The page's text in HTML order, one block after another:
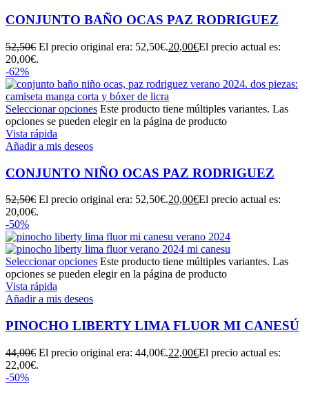
CONJUNTO BAÑO OCAS PAZ RODRIGUEZ
52,50€ El precio original era: 52,50€.20,00€El precio actual es:
20,00€.
-62%
Seleccionar opciones Este producto tiene múltiples variantes. Las
opciones se pueden elegir en la página de producto
Vista rápida
Añadir a mis deseos
CONJUNTO NIÑO OCAS PAZ RODRIGUEZ
52,50€ El precio original era: 52,50€.20,00€El precio actual es:
20,00€.
-50%
Seleccionar opciones Este producto tiene múltiples variantes. Las
opciones se pueden elegir en la página de producto
Vista rápida
Añadir a mis deseos
PINOCHO LIBERTY LIMA FLUOR MI CANESÚ
44,00€ El precio original era: 44,00€.22,00€El precio actual es:
22,00€.
-50%